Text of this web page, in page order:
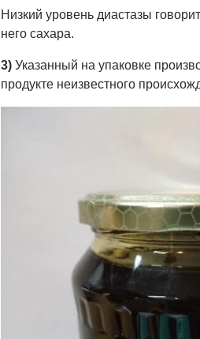
Низкий уровень диастазы
него сахара.
3)Указанный на упаковке
продукте неизвестного